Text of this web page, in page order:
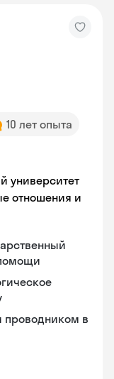
10 лет опыта
университет
отношения и
проводником в